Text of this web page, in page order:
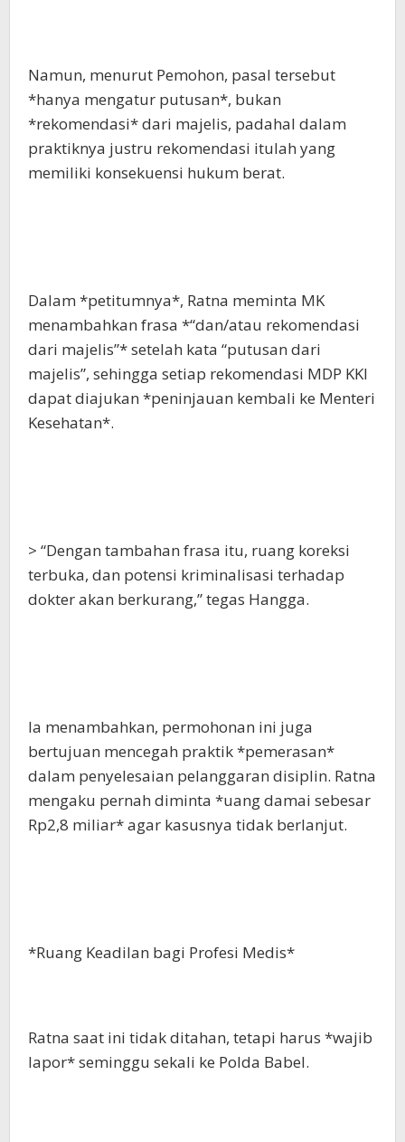
Namun, menurut Pemohon, pasal tersebut
*hanya mengatur putusan*, bukan
*rekomendasi* dari majelis, padahal dalam
praktiknya justru rekomendasi itulah yang
memiliki konsekuensi hukum berat.
Dalam *petitumnya*, Ratna meminta MK
menambahkan frasa *“dan/atau rekomendasi
dari majelis”* setelah kata “putusan dari
majelis”, sehingga setiap rekomendasi MDP KKI
dapat diajukan *peninjauan kembali ke Menteri
Kesehatan*.
> “Dengan tambahan frasa itu, ruang koreksi
terbuka, dan potensi kriminalisasi terhadap
dokter akan berkurang,” tegas Hangga.
Ia menambahkan, permohonan ini juga
bertujuan mencegah praktik *pemerasan*
dalam penyelesaian pelanggaran disiplin. Ratna
mengaku pernah diminta *uang damai sebesar
Rp2,8 miliar* agar kasusnya tidak berlanjut.
*Ruang Keadilan bagi Profesi Medis*
Ratna saat ini tidak ditahan, tetapi harus *wajib
lapor* seminggu sekali ke Polda Babel.